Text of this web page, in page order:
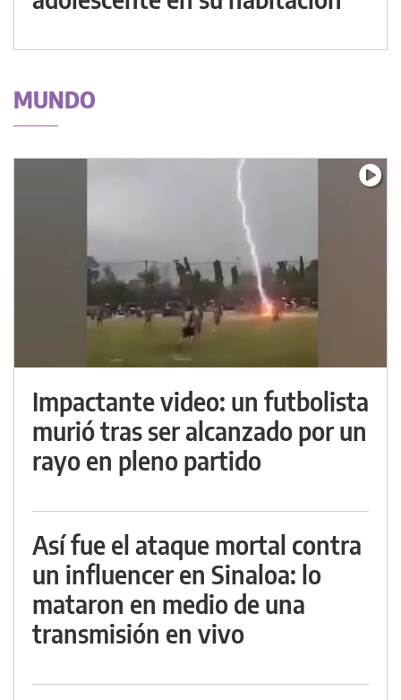
MUNDO
Impactante video: un futbolista
murió tras ser alcanzado por un
rayo en pleno partido
Así fue el ataque mortal contra
un influencer en Sinaloa: lo
mataron en medio de una
transmisión en vivo